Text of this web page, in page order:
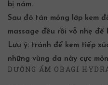
bị nám.
Sau đó tán mỏng lớp kem
massage đều rồi vỗ nhẹ
Lưu ý: tránh để kem tiếp
những vùng da này cực
DƯỠNG ẨM OBAGI